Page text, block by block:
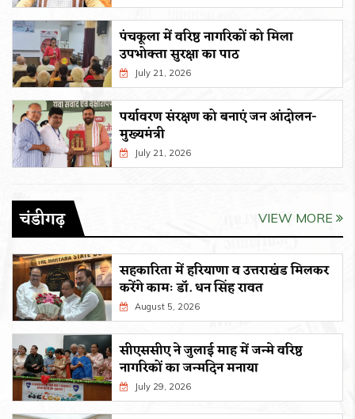
पंचकूला में वरिष्ठ नागरिकों को मिला
उपभोक्ता सुरक्षा का पाठ
July 21, 2026
पर्यावरण संरक्षण को बनाएं जन आंदोलन-
मुख्यमंत्री
July 21, 2026
चंडीगढ़ VIEW MORE
सहकारिता में हरियाणा व उत्तराखंड मिलकर
करेंगे कामः डाॅ. धन सिंह रावत
August 5, 2026
सीएससीए ने जुलाई माह में जन्मे वरिष्ठ
नागरिकों का जन्मदिन मनाया
July 29, 2026